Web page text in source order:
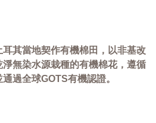
其當地契作有機棉田，以非基改
無染水源栽種的有機棉花，遵循
過全球GOTS有機認證。